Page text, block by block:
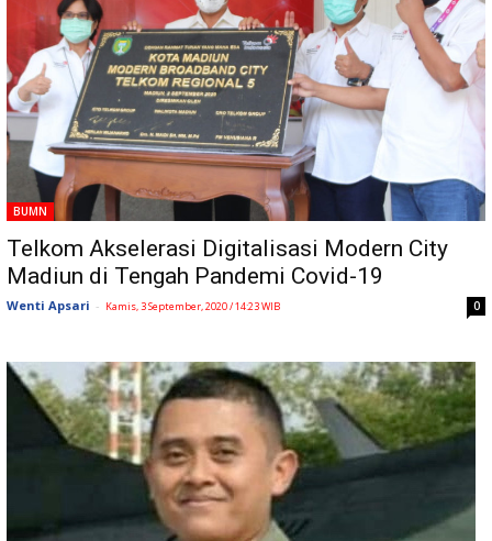
BUMN
Telkom Akselerasi Digitalisasi Modern City
Madiun di Tengah Pandemi Covid-19
Wenti Apsari - Kamis, 3 September, 2020 / 14:23 WIB 0